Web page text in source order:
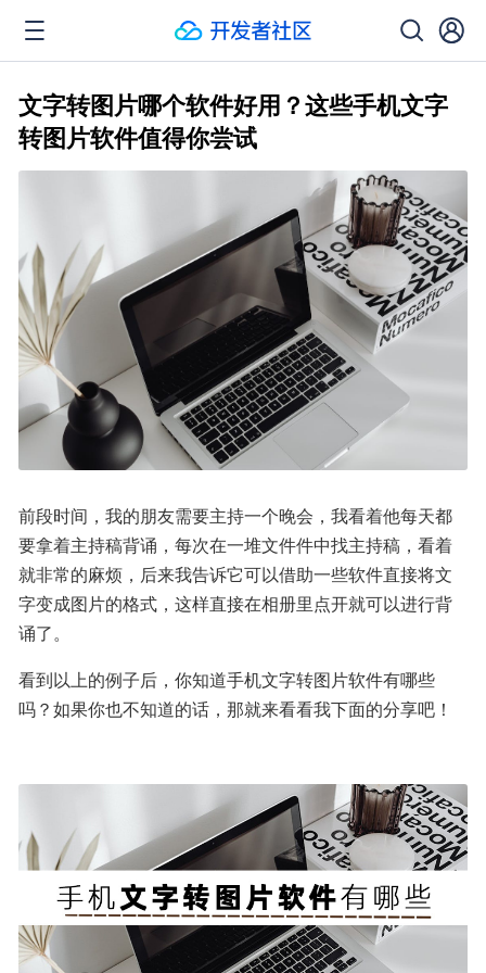
文字转图片哪个软件好用？这些手机文字
转图片软件值得你尝试
前段时间，我的朋友需要主持一个晚会，我看着他每天都
要拿着主持稿背诵，每次在一堆文件件中找主持稿，看着
就非常的麻烦，后来我告诉它可以借助一些软件直接将文
字变成图片的格式，这样直接在相册里点开就可以进行背
诵了。
看到以上的例子后，你知道手机文字转图片软件有哪些
吗？如果你也不知道的话，那就来看看我下面的分享吧！